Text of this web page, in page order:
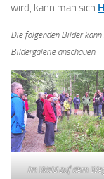
wird, kann man sich
Die folgenden Bilder
Bildergalerie anschauen.
Im Wald auf dem